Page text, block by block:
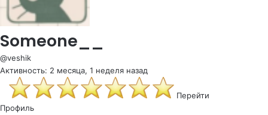
Someone__
@veshik
Активность: 2 месяца, 1 неделя назад
Перейти
Профиль